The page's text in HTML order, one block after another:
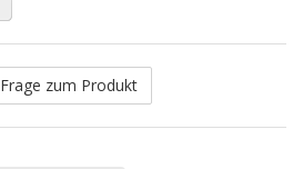
Frage zum Produkt